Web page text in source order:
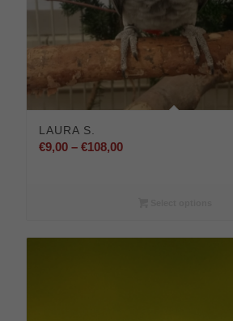
LAURA S.
€9,00 –€108,00Preisspanne: